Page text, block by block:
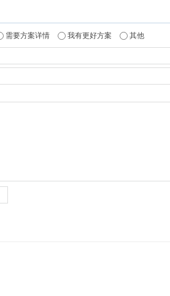
需要方案详情 我有更好方案 其他